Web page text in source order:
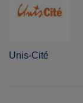
Unis-Cité